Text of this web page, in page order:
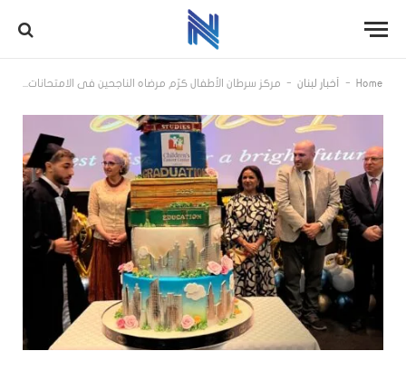
Home
- أخبار لبنان - مركز سرطان الأطفال كرّم مرضاه الناجحين في الامتحانات الرسمية: مستمرون بتقديم العلاج المجاني بجودة عالمية رغم التضخم وأزمة الأدوية